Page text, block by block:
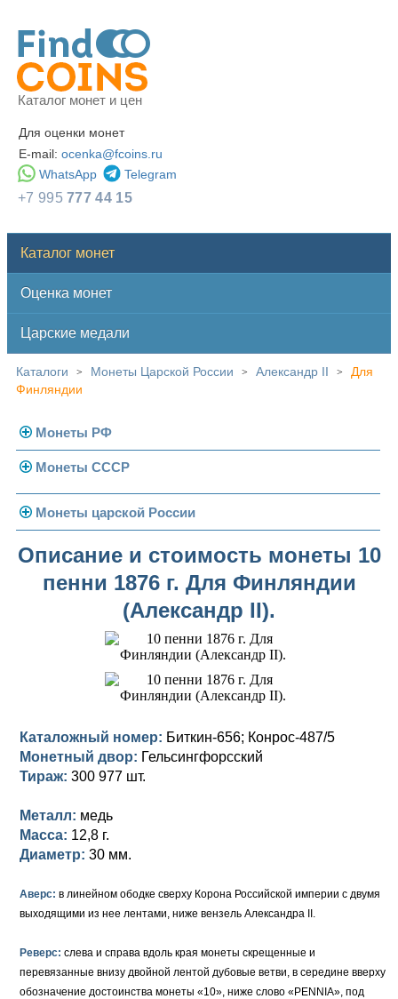
Каталог монет и цен
Для оценки монет
E-mail: ocenka@fcoins.ru
WhatsApp
Telegram
+7 995777 44 15
Каталог монет
Оценка монет
Царские медали
Каталоги > Монеты Царской России > Александр II >
Для
Финляндии
Монеты РФ
Современная Россия
Монеты 1991-1993 гг.
Монеты СССР
Погодовка СССР
Монеты 1958 года
Золотые червонцы
Памятные и юбилейные
Монеты царской России
Николай II (1894-1917)
Золото
Германская оккупация
Для Финляндии
Памятные и донативные
Александр III (1881-1894)
Для Финляндии
Памятные и донативные
Александр II (1855-1881)
Медь
Для Финляндии
Николай I (1825-1855)
Платина, золото
Серебро
Русско-Польские
Памятные и донативные
Александр I (1801-1825)
Золото
Серебро
Для Грузии
Павел I (1796-1801)
Золото
Медь
Екатерина II (1762-1796)
Серебро
Сибирские монеты
Для Молдавии и Валахии
Таврические монеты
Елизавета I (1741-1762)
Серебро
Медь
Для Пруссии
Анна Иоанновна (1730-1740)
Петр II (1727-1730)
Екатерина I (1725-1727)
Описание и стоимость монеты 10
пенни 1876 г. Для Финляндии
(Александр II).
Каталожный номер: Биткин-656; Конрос-487/5
Монетный двор: Гельсингфорсский
Тираж: 300 977 шт.
Металл: медь
Масса: 12,8 г.
Диаметр: 30 мм.
Аверс: в линейном ободке сверху Корона Российской империи с двумя
выходящими из нее лентами, ниже вензель Александра II.
Реверс: слева и справа вдоль края монеты скрещенные и
перевязанные внизу двойной лентой дубовые ветви, в середине вверху
обозначение достоинства монеты «10», ниже слово «PENNIA», под